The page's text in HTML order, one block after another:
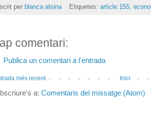
per blanca alsina Etiquetes: article 155,
comentari:
Publica un comentari a l'entrada
més recent Inici
a: Comentaris del missatge (Atom)